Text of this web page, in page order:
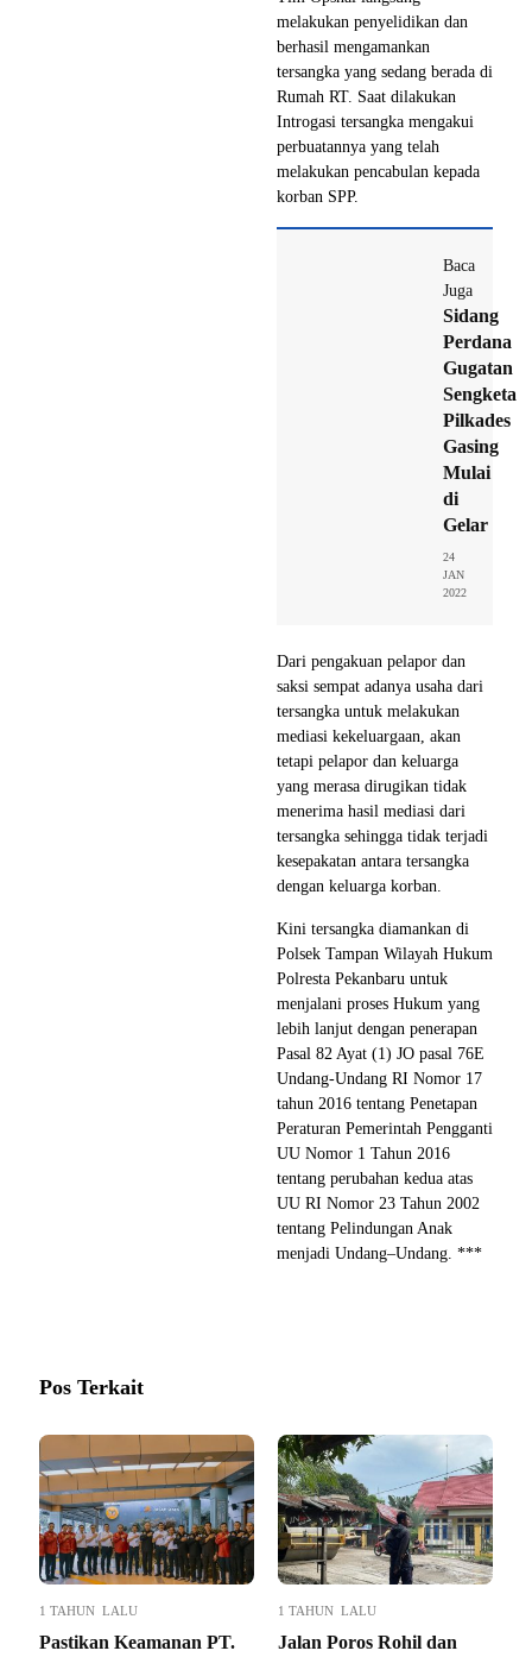
melakukan penyelidikan dan
berhasil mengamankan
tersangka yang sedang berada di
Rumah RT. Saat dilakukan
Introgasi tersangka mengakui
perbuatannya yang telah
melakukan pencabulan kepada
korban SPP.
Baca
Juga
Sidang
Perdana
Gugatan
Sengketa
Pilkades
Gasing
Mulai
di
Gelar
24
JAN
2022
Dari pengakuan pelapor dan
saksi sempat adanya usaha dari
tersangka untuk melakukan
mediasi kekeluargaan, akan
tetapi pelapor dan keluarga
yang merasa dirugikan tidak
menerima hasil mediasi dari
tersangka sehingga tidak terjadi
kesepakatan antara tersangka
dengan keluarga korban.
Kini tersangka diamankan di
Polsek Tampan Wilayah Hukum
Polresta Pekanbaru untuk
menjalani proses Hukum yang
lebih lanjut dengan penerapan
Pasal 82 Ayat (1) JO pasal 76E
Undang-Undang RI Nomor 17
tahun 2016 tentang Penetapan
Peraturan Pemerintah Pengganti
UU Nomor 1 Tahun 2016
tentang perubahan kedua atas
UU RI Nomor 23 Tahun 2002
tentang Pelindungan Anak
menjadi Undang–Undang. ***
Pos Terkait
1 TAHUN LALU
Pastikan Keamanan PT.
1 TAHUN LALU
Jalan Poros Rohil dan